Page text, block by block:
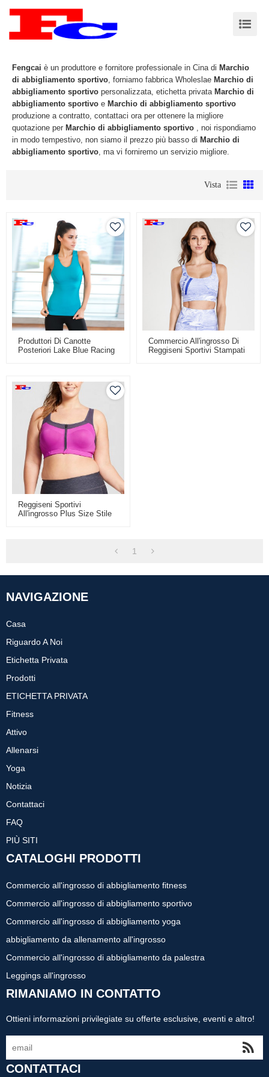
Fengcai è un produttore e fornitore professionale in Cina di Marchio
di abbigliamento sportivo, forniamo fabbrica Wholeslae Marchio di
abbigliamento sportivo personalizzata, etichetta privata Marchio di
abbigliamento sportivo e Marchio di abbigliamento sportivo
produzione a contratto, contattaci ora per ottenere la migliore
quotazione per Marchio di abbigliamento sportivo , noi rispondiamo
in modo tempestivo, non siamo il prezzo più basso di Marchio di
abbigliamento sportivo, ma vi forniremo un servizio migliore.
Vista
Produttori Di Canotte
Posteriori Lake Blue Racing
Commercio All'ingrosso Di
Reggiseni Sportivi Stampati
Reggiseni Sportivi
All'ingrosso Plus Size Stile
1
NAVIGAZIONE
Casa
Riguardo A Noi
Etichetta Privata
Prodotti
ETICHETTA PRIVATA
Fitness
Attivo
Allenarsi
Yoga
Notizia
Contattaci
FAQ
PIÙ SITI
CATALOGHI PRODOTTI
Commercio all'ingrosso di abbigliamento fitness
Commercio all'ingrosso di abbigliamento sportivo
Commercio all'ingrosso di abbigliamento yoga
abbigliamento da allenamento all'ingrosso
Commercio all'ingrosso di abbigliamento da palestra
Leggings all'ingrosso
RIMANIAMO IN CONTATTO
Ottieni informazioni privilegiate su offerte esclusive, eventi e altro!
CONTATTACI